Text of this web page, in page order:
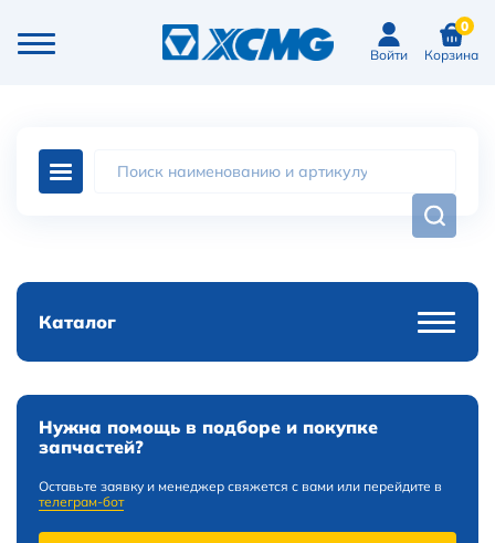
Войти Корзина
0
Каталог
Нужна помощь в подборе и покупке
запчастей?
Оставьте заявку и менеджер свяжется с вами или перейдите в
телеграм-бот